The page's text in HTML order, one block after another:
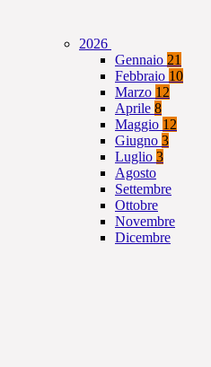
2026
Gennaio 21
Febbraio 10
Marzo 12
Aprile 8
Maggio 12
Giugno 3
Luglio 3
Agosto
Settembre
Ottobre
Novembre
Dicembre